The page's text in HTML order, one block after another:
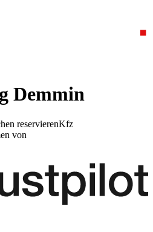
Demmin
reservierenKfz
von